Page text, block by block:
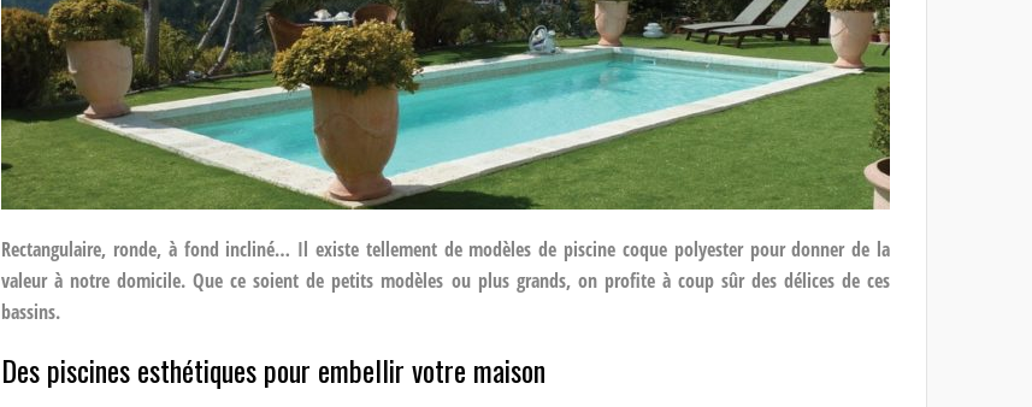
Rectangulaire, ronde, à fond incliné… Il existe tellement de modèles de piscine coque polyester pour donner de la
valeur à notre domicile. Que ce soient de petits modèles ou plus grands, on profite à coup sûr des délices de ces
bassins.
Des piscines esthétiques pour embellir votre maison